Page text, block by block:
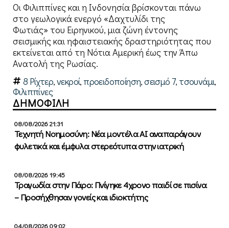
Οι Φιλιππίνες και η Ινδονησία βρίσκονται πάνω
στο γεωλογικά ενεργό «Δαχτυλίδι της
Φωτιάς» του Ειρηνικού, μια ζώνη έντονης
σεισμικής και ηφαιστειακής δραστηριότητας που
εκτείνεται από τη Νότια Αμερική έως την Άπω
Ανατολή της Ρωσίας.
8 Ρίχτερ,νεκροί, προειδοποίηση,σεισμό 7, τσουνάμι,
Φιλιππίνες
ΔΗΜΟΦΙΛΗ
08/08/2026 21:31
Τεχνητή Νοημοσύνη: Νέα μοντέλα ΑΙ αναπαράγουν
φυλετικά και έμφυλα στερεότυπα στην ιατρική
08/08/2026 19:45
Τραγωδία στην Πάρο: Πνίγηκε 4χρονο παιδί σε πισίνα
– Προσήχθησαν γονείς και ιδιοκτήτης
04/08/2026 09:02